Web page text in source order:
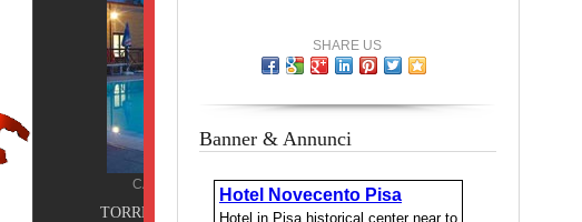
TOSCANA
CAMPING
SHARE US
Banner & Annunci